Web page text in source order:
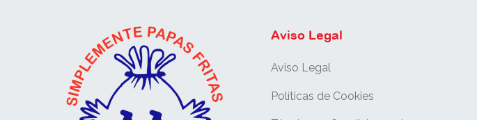
Aviso Legal
Aviso Legal
Políticas de Cookies